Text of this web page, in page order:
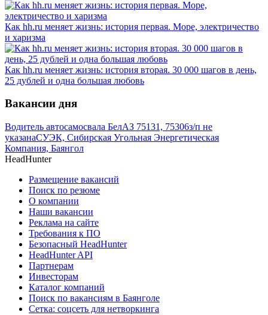
Как hh.ru меняет жизнь: история первая. Море, электричество
и харизма
Как hh.ru меняет жизнь: история вторая. 30 000 шагов в день,
25 дублей и одна большая любовь
Вакансии дня
Водитель автосамосвала БелАЗ 75131, 75306з/п не
указанаСУЭК, Сибирская Угольная Энергетическая
Компания, Баянгол
HeadHunter
Размещение вакансий
Поиск по резюме
О компании
Наши вакансии
Реклама на сайте
Требования к ПО
Безопасный HeadHunter
HeadHunter API
Партнерам
Инвесторам
Каталог компаний
Поиск по вакансиям в Баянголе
Сетка: соцсеть для нетворкинга